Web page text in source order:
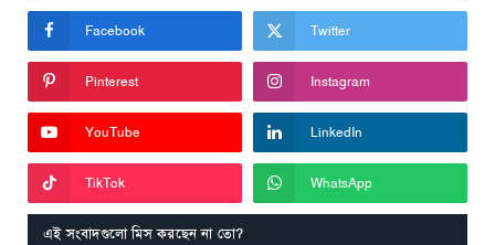
Facebook Twitter
Pinterest Instagram
YouTube LinkedIn
TikTok WhatsApp
এই সংবাদগুলো মিস করছেন না তো?